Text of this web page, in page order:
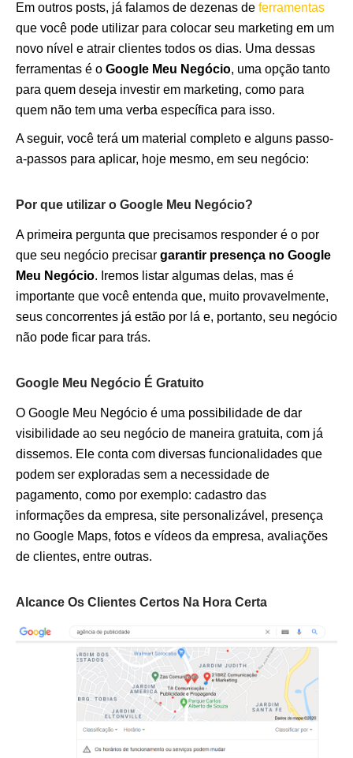
Em outros posts, já falamos de dezenas de ferramentas
que você pode utilizar para colocar seu marketing em um
novo nível e atrair clientes todos os dias. Uma dessas
ferramentas é o Google Meu Negócio, uma opção tanto
para quem deseja investir em marketing, como para
quem não tem uma verba específica para isso.
A seguir, você terá um material completo e alguns passo-
a-passos para aplicar, hoje mesmo, em seu negócio:
Por que utilizar o Google Meu Negócio?
A primeira pergunta que precisamos responder é o por
que seu negócio precisar garantir presença no Google
Meu Negócio. Iremos listar algumas delas, mas é
importante que você entenda que, muito provavelmente,
seus concorrentes já estão por lá e, portanto, seu negócio
não pode ficar para trás.
Google Meu Negócio É Gratuito
O Google Meu Negócio é uma possibilidade de dar
visibilidade ao seu negócio de maneira gratuita, com já
dissemos. Ele conta com diversas funcionalidades que
podem ser exploradas sem a necessidade de
pagamento, como por exemplo: cadastro das
informações da empresa, site personalizável, presença
no Google Maps, fotos e vídeos da empresa, avaliações
de clientes, entre outras.
Alcance Os Clientes Certos Na Hora Certa